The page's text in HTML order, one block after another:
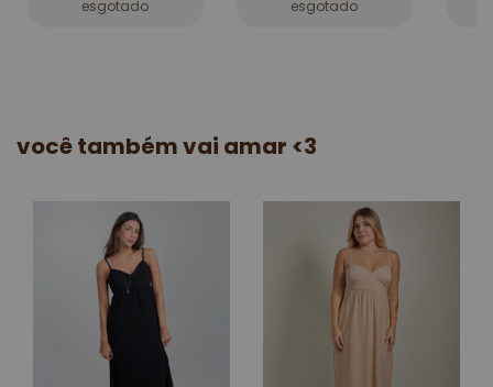
esgotado esgotado
você também vai amar <3